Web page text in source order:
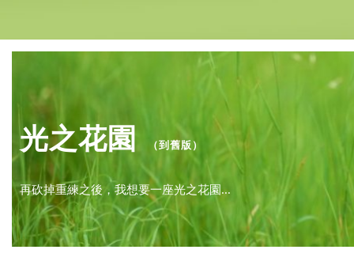
光之花園 （到舊版 ）
再砍掉重練之後，我想要一座光之花園...